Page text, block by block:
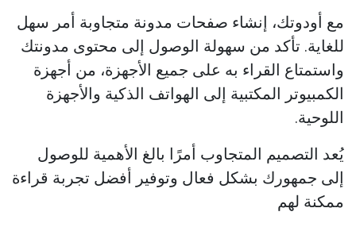
مع أودوتك، إنشاء صفحات مدونة متجاوبة أمر سهل
للغاية. تأكد من سهولة الوصول إلى محتوى مدونتك
واستمتاع القراء به على جميع الأجهزة، من أجهزة
الكمبيوتر المكتبية إلى الهواتف الذكية والأجهزة
اللوحية.
يُعد التصميم المتجاوب أمرًا بالغ الأهمية للوصول
إلى جمهورك بشكل فعال وتوفير أفضل تجربة قراءة
ممكنة لهم